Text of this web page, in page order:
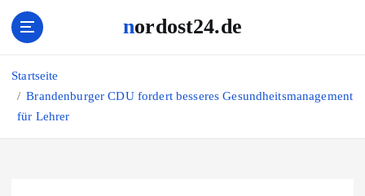
l
nordost24.de
Startseite
Brandenburger CDU fordert besseres Gesundheitsmanagement
für Lehrer